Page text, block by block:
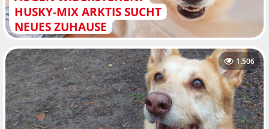
HUSKY-MIX ARKTIS SUCHT
NEUES ZUHAUSE
1.506